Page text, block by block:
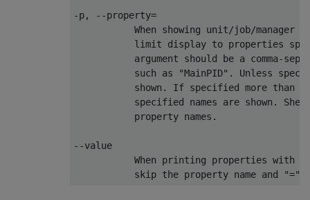
-p, --property=
When showing unit/job/manager
limit display to properties
           argument should be a comma
-
           such as
"MainPID" . Unless
           shown
. If specified more than
           specified names are shown
.
           property names
.
--value
When printing properties with
           skip the property name and
"="